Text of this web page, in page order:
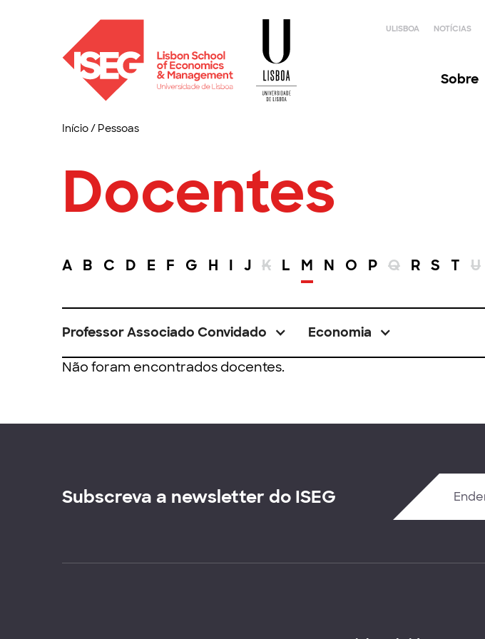
ULISBOA NOTÍCIAS
Sobre
Início/ Pessoas
Docentes
A B C D E F G H I J K L M N O P Q R S T U
Professor Associado Convidado Economia
Não foram encontrados docentes.
Subscreva a newsletter do ISEG